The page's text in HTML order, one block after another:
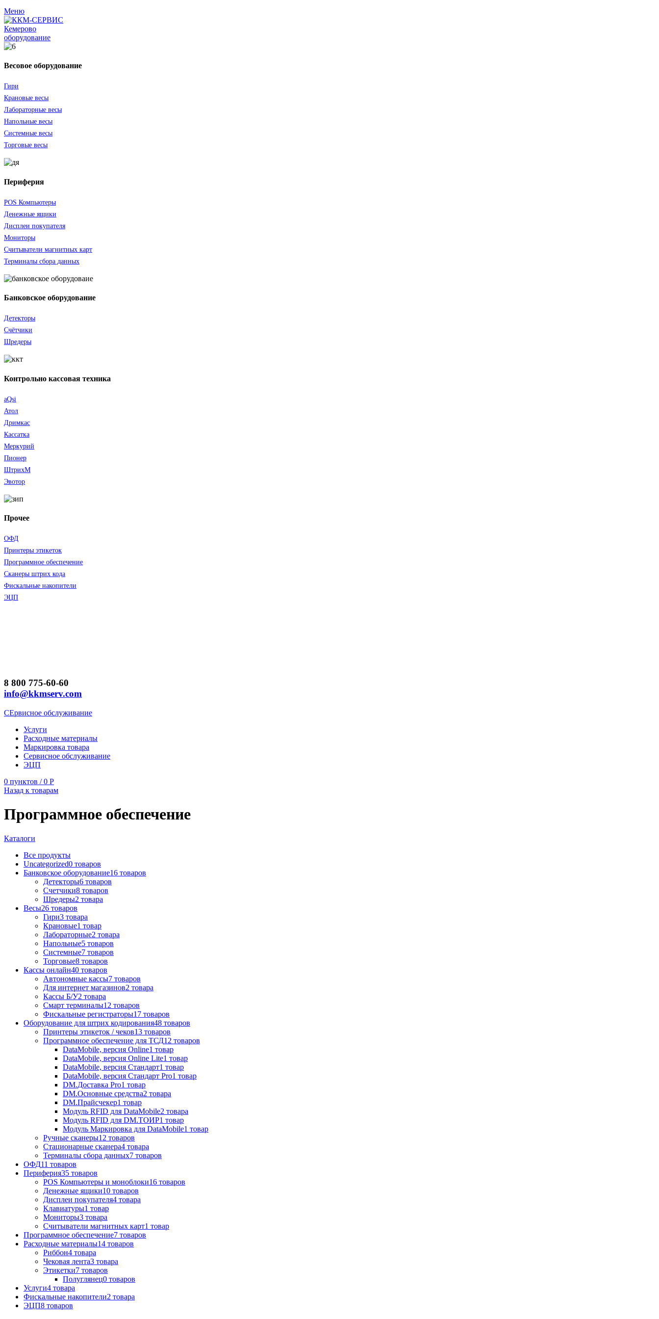
Меню
оборудование
Весовое оборудование
Гири
Крановые весы
Лабораторные весы
Напольные весы
Системные весы
Торговые весы
Периферия
POS Компьютеры
Денежные ящики
Дисплеи покупателя
Мониторы
Считыватели магнитных карт
Терминалы сбора данных
Банковское оборудование
Детекторы
Счётчики
Шредеры
Контрольно кассовая техника
aQsi
Атол
Дримкас
Кассатка
Меркурий
Пионер
ШтрихМ
Эвотор
Прочее
ОФД
Принтеры этикеток
Программное обеспечение
Сканеры штрих кода
Фискальные накопители
ЭЦП
8 800 775-60-60
info@kkmserv.com
СЕрвисное обслуживание
Услуги
Расходные материалы
Маркировка товара
Сервисное обслуживание
ЭЦП
0 пунктов / 0 Р
Назад к товарам
Программное обеспечение
Каталоги
Все продукты
Uncategorized0 товаров
Банковское оборудование16 товаров
Детекторы6 товаров
Счетчики8 товаров
Шредеры2 товара
Весы26 товаров
Гири3 товара
Крановые1 товар
Лабораторные2 товара
Напольные5 товаров
Системные7 товаров
Торговые8 товаров
Кассы онлайн40 товаров
Автономные кассы7 товаров
Для интернет магазинов2 товара
Кассы Б/У2 товара
Смарт терминалы12 товаров
Фискальные регистраторы17 товаров
Оборудование для штрих кодирования48 товаров
Принтеры этикеток / чеков13 товаров
Программное обеспечение для ТСД12 товаров
DataMobile, версия Online1 товар
DataMobile, версия Online Lite1 товар
DataMobile, версия Стандарт1 товар
DataMobile, версия Стандарт Pro1 товар
DM.Доставка Pro1 товар
DM.Основные средства2 товара
DM.Прайсчекер1 товар
Модуль RFID для DataMobile2 товара
Модуль RFID для DM.ТОИР1 товар
Модуль Маркировка для DataMobile1 товар
Ручные сканеры12 товаров
Стационарные сканера4 товара
Терминалы сбора данных7 товаров
ОФД11 товаров
Периферия35 товаров
POS Компьютеры и моноблоки16 товаров
Денежные ящики10 товаров
Дисплеи покупателя4 товара
Клавиатуры1 товар
Мониторы3 товара
Считыватели магнитных карт1 товар
Программное обеспечение7 товаров
Расходные материалы14 товаров
Риббон4 товара
Чековая лента3 товара
Этикетки7 товаров
Полуглянец0 товаров
Услуги4 товара
Фискальные накопители2 товара
ЭЦП8 товаров